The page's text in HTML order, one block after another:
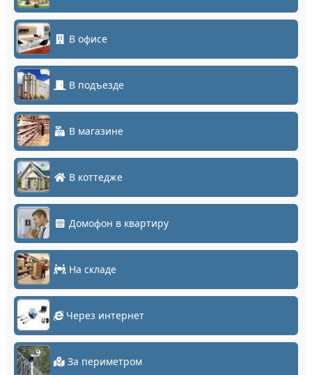
В офисе
В подъезде
В магазине
В коттедже
Домофон в квартиру
На складе
Через интернет
За периметром